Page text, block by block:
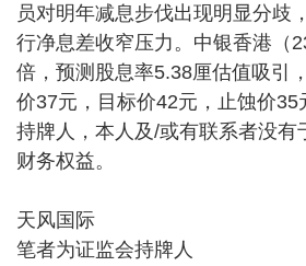
员对明年减息步伐出现明显分歧
行净息差收窄压力。中银香港（
倍，预测股息率5.38厘估值吸引
价37元，目标价42元，止蚀价35
持牌人，本人及/或有联系者没有
财务权益。
天风国际
笔者为证监会持牌人